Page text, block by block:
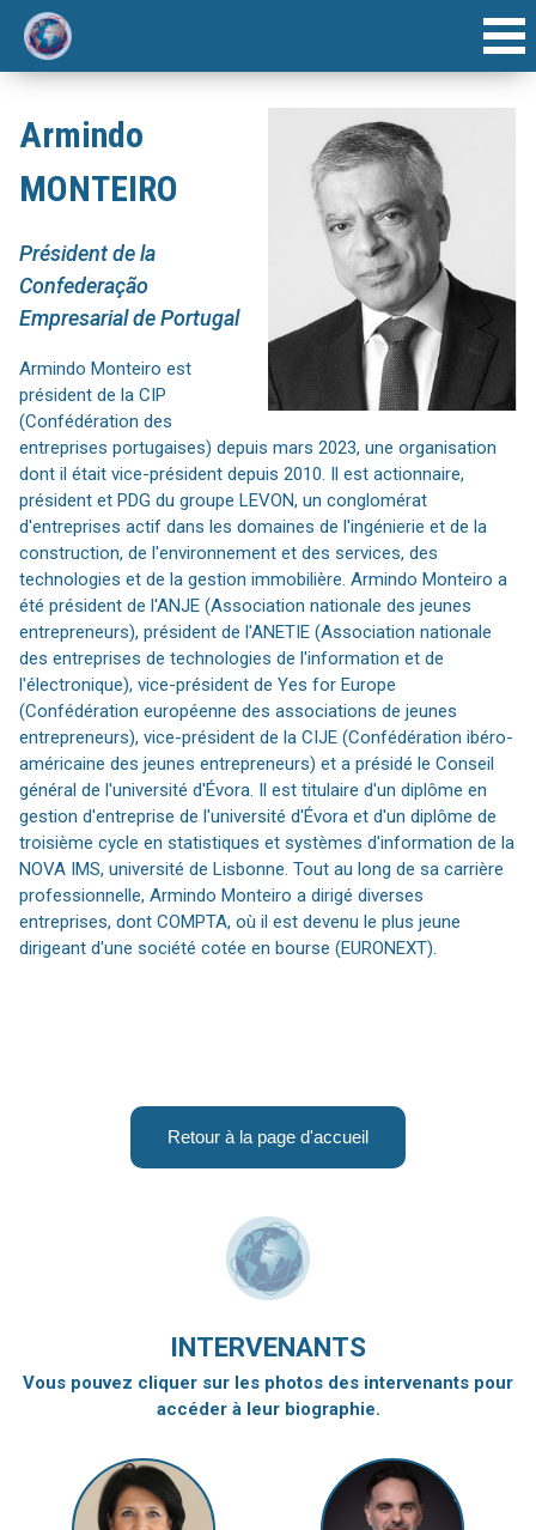
ARTICLE
Armindo
MONTEIRO
Président de la
Confederação
Empresarial de Portugal
Armindo Monteiro est
président de la CIP
(Confédération des
entreprises portugaises) depuis mars 2023, une organisation
dont il était vice-président depuis 2010. Il est actionnaire,
président et PDG du groupe LEVON, un conglomérat
d'entreprises actif dans les domaines de l'ingénierie et de la
construction, de l'environnement et des services, des
technologies et de la gestion immobilière. Armindo Monteiro a
été président de l'ANJE (Association nationale des jeunes
entrepreneurs), président de l'ANETIE (Association nationale
des entreprises de technologies de l'information et de
l'électronique), vice-président de Yes for Europe
(Confédération européenne des associations de jeunes
entrepreneurs), vice-président de la CIJE (Confédération ibéro-
américaine des jeunes entrepreneurs) et a présidé le Conseil
général de l'université d'Évora. Il est titulaire d'un diplôme en
gestion d'entreprise de l'université d'Évora et d'un diplôme de
troisième cycle en statistiques et systèmes d'information de la
NOVA IMS, université de Lisbonne. Tout au long de sa carrière
professionnelle, Armindo Monteiro a dirigé diverses
entreprises, dont COMPTA, où il est devenu le plus jeune
dirigeant d'une société cotée en bourse (EURONEXT).
Retour à la page d'accueil
INTERVENANTS
Vous pouvez cliquer sur les photos des intervenants pour
accéder à leur biographie.